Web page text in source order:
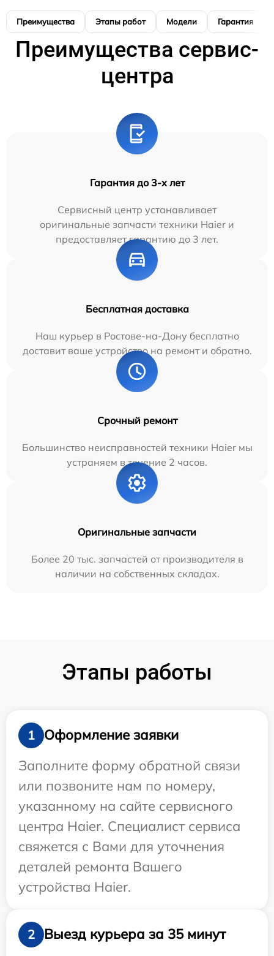
Преимущества Этапы работ Модели Гарантия
Преимущества сервис-
центра
Гарантия до 3-х лет
Сервисный центр устанавливает
оригинальные запчасти техники Haier и
предоставляет гарантию до 3 лет.
Бесплатная доставка
Наш курьер в Ростове-на-Дону бесплатно
доставит ваше устройство на ремонт и обратно.
Срочный ремонт
Большинство неисправностей техники Haier мы
устраняем в течение 2 часов.
Оригинальные запчасти
Более 20 тыс. запчастей от производителя в
наличии на собственных складах.
Этапы работы
1
Оформление заявки
Заполните форму обратной связи
или позвоните нам по номеру,
указанному на сайте сервисного
центра Haier. Специалист сервиса
свяжется с Вами для уточнения
деталей ремонта Вашего
устройства Haier.
2
Выезд курьера за 35 минут